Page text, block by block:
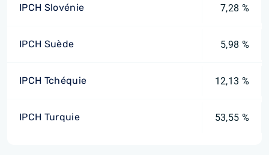
IPCH Slovénie 7,28 %
IPCH Suède 5,98 %
IPCH Tchéquie 12,13 %
IPCH Turquie 53,55 %